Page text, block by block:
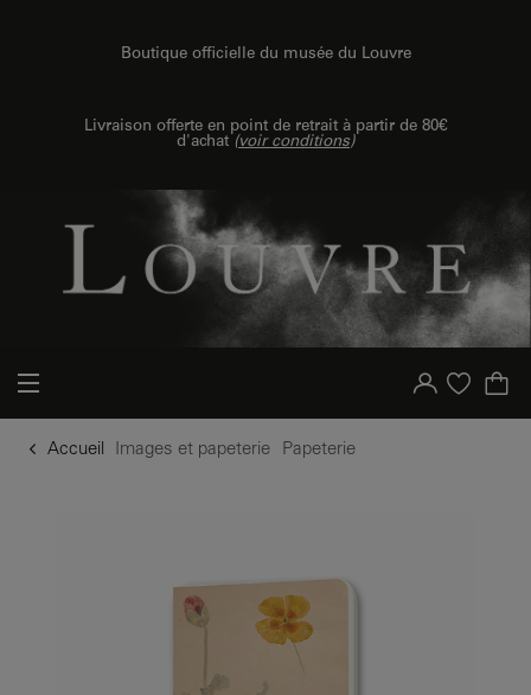
Boutique officielle du musée du Louvre
Livraison offerte en point de retrait à partir de 80€
d'achat (voir conditions)
Votre compte
Liste d'achat
Accueil Images et papeterie Papeterie